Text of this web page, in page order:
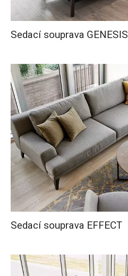
Sedací souprava GENESIS
Sedací souprava EFFECT